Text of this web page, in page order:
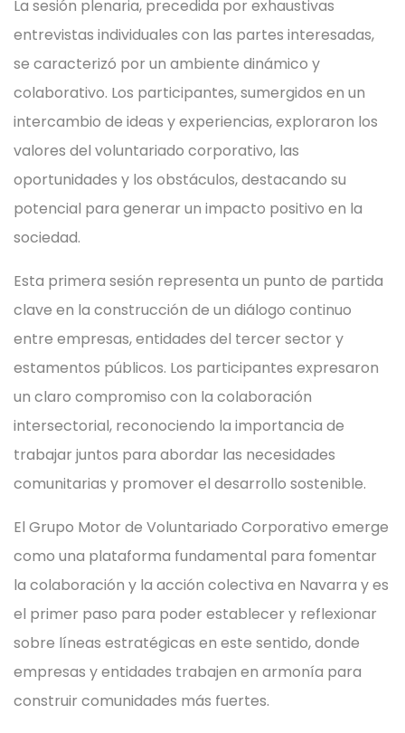
La sesión plenaria, precedida por exhaustivas
entrevistas individuales con las partes interesadas,
se caracterizó por un ambiente dinámico y
colaborativo. Los participantes, sumergidos en un
intercambio de ideas y experiencias, exploraron los
valores del voluntariado corporativo, las
oportunidades y los obstáculos, destacando su
potencial para generar un impacto positivo en la
sociedad.
Esta primera sesión representa un punto de partida
clave en la construcción de un diálogo continuo
entre empresas, entidades del tercer sector y
estamentos públicos. Los participantes expresaron
un claro compromiso con la colaboración
intersectorial, reconociendo la importancia de
trabajar juntos para abordar las necesidades
comunitarias y promover el desarrollo sostenible.
El Grupo Motor de Voluntariado Corporativo emerge
como una plataforma fundamental para fomentar
la colaboración y la acción colectiva en Navarra y es
el primer paso para poder establecer y reflexionar
sobre líneas estratégicas en este sentido, donde
empresas y entidades trabajen en armonía para
construir comunidades más fuertes.